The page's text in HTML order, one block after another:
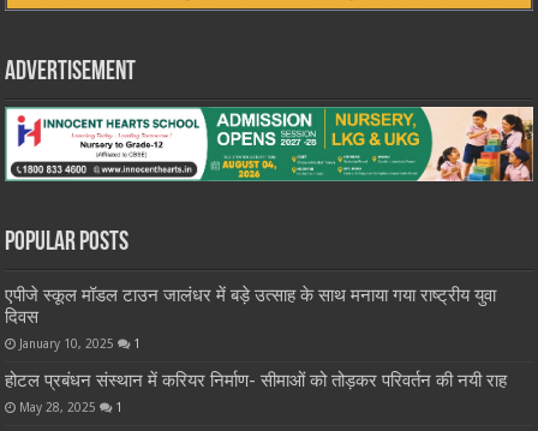
Advertisement
Popular Posts
एपीजे स्कूल मॉडल टाउन जालंधर में बड़े उत्साह के साथ मनाया गया राष्ट्रीय युवा
दिवस
January 10, 2025 1
होटल प्रबंधन संस्थान में करियर निर्माण- सीमाओं को तोड़कर परिवर्तन की नयी राह
May 28, 2025 1